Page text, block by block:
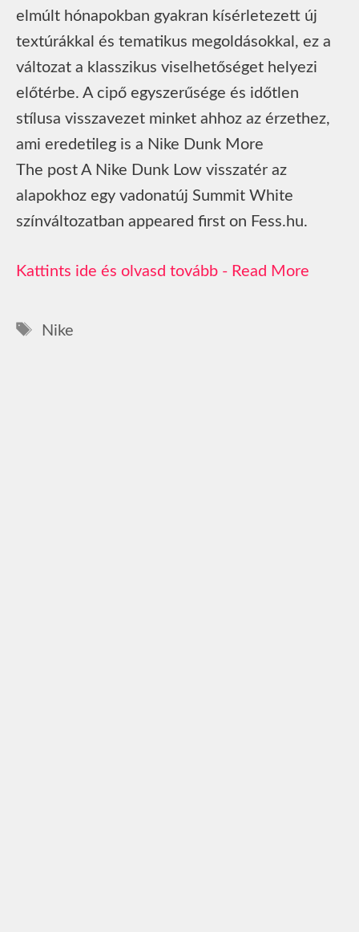
elmúlt hónapokban gyakran kísérletezett új
textúrákkal és tematikus megoldásokkal, ez a
változat a klasszikus viselhetőséget helyezi
előtérbe. A cipő egyszerűsége és időtlen
stílusa visszavezet minket ahhoz az érzethez,
ami eredetileg is a Nike Dunk More
The post A Nike Dunk Low visszatér az
alapokhoz egy vadonatúj Summit White
színváltozatban appeared first on Fess.hu.
Read More
Címkék
Nike